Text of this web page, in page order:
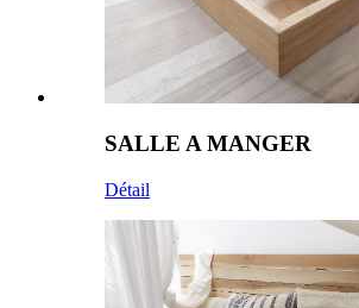
SALLE A MANGER
Détail